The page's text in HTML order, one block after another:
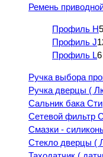
Ремень
Профиль H
Профиль J
Профиль L6
Ручка выбора
Ручка дверцы (
Сальник бака
Сетевой фильтр
Смазки -
Стекло дверцы (